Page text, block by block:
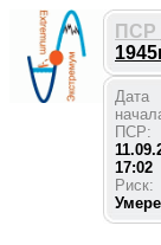
ПСР
Дата
ПСР:
17:02
Риск: